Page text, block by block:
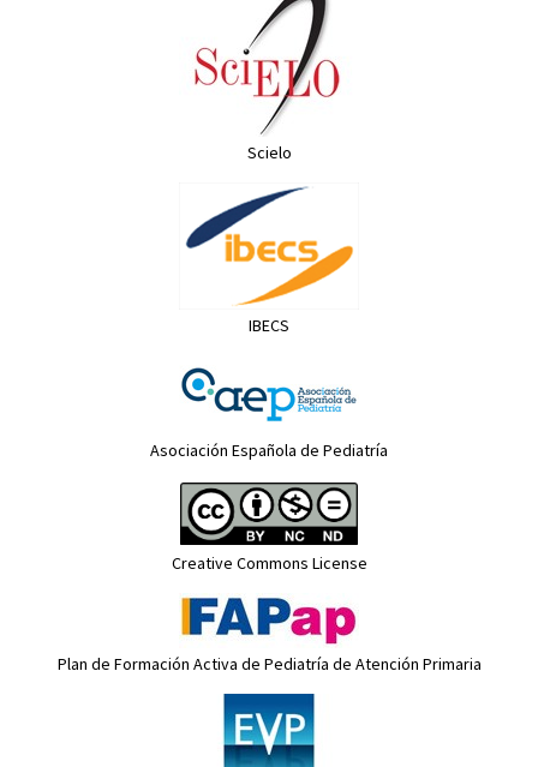
Scielo
IBECS
Asociación Española de Pediatría
Creative Commons License
Plan de Formación Activa de Pediatría de Atención Primaria